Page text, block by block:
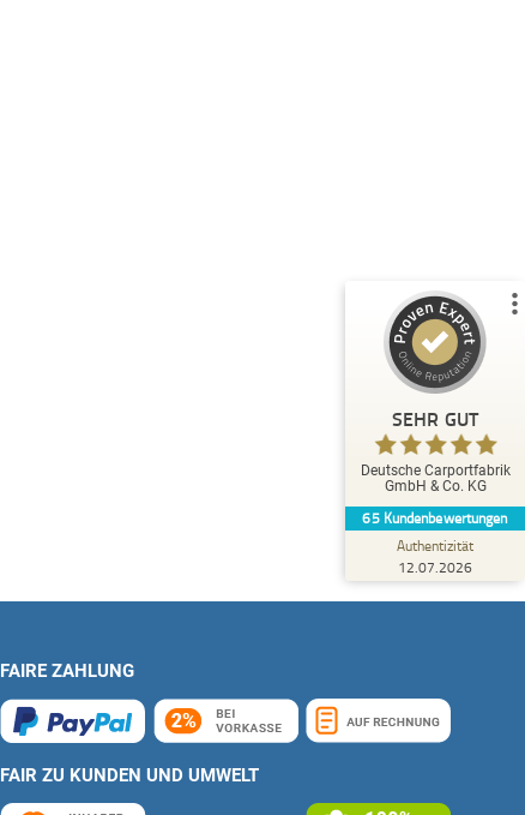
FAIRE ZAHLUNG
FAIR ZU KUNDEN UND UMWELT
SEHR GUT
Deutsche Carportfabrik
GmbH & Co. KG
65 Kundenbewertungen
Authentizität
12.07.2026
14
Bewertungen auf
ProvenExpert.com
Blick aufs ProvenExpert-Profil werfen
Eckhard L.
4,80
erreichen.